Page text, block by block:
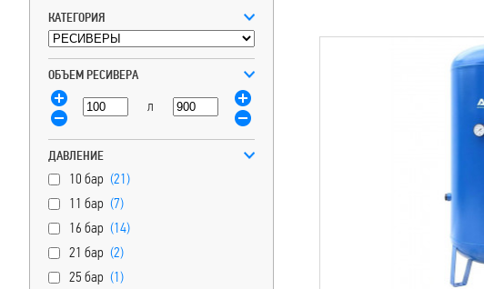
КАТЕГОРИЯ
ОБЪЕМ РЕСИВЕРА
л
ДАВЛЕНИЕ
10 бар (21)
11 бар (7)
16 бар (14)
21 бар (2)
25 бар (1)